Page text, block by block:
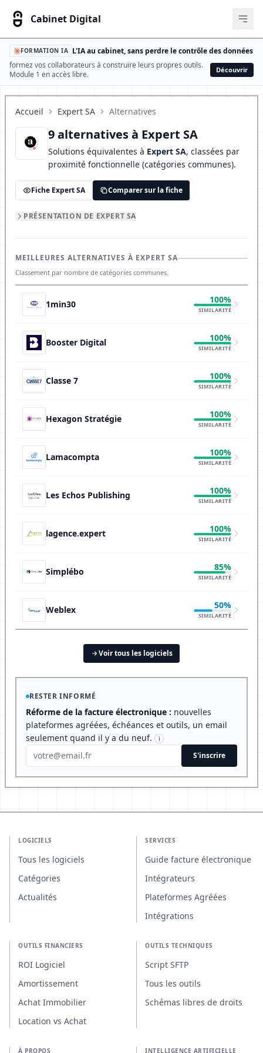
Cabinet Digital
FORMATION IA L'IA au cabinet, sans perdre le contrôle des données
formez vos collaborateurs à construire leurs propres outils.
Module 1 en accès libre.
Découvrir
Accueil Expert SA Alternatives
9 alternatives à Expert SA
Solutions équivalentes à Expert SA, classées par
proximité fonctionnelle (catégories communes).
Fiche Expert SA Comparer sur la fiche
PRÉSENTATION DE EXPERT SA
MEILLEURES ALTERNATIVES À EXPERT SA
Classement par nombre de catégories communes.
1min30 100%
SIMILARITÉ
Booster Digital 100%
SIMILARITÉ
Classe 7 100%
SIMILARITÉ
Hexagon Stratégie 100%
SIMILARITÉ
Lamacompta 100%
SIMILARITÉ
Les Echos Publishing 100%
SIMILARITÉ
lagence.expert 100%
SIMILARITÉ
Simplébo 85%
SIMILARITÉ
Weblex 50%
SIMILARITÉ
Voir tous les logiciels
RESTER INFORMÉ
Réforme de la facture électronique : nouvelles
plateformes agréées, échéances et outils, un email
seulement quand il y a du neuf.
i
S'inscrire
LOGICIELS
Tous les logiciels
Catégories
Actualités
SERVICES
Guide facture électronique
Intégrateurs
Plateformes Agréées
Intégrations
OUTILS FINANCIERS
ROI Logiciel
Amortissement
Achat Immobilier
Location vs Achat
OUTILS TECHNIQUES
Script SFTP
Tous les outils
Schémas libres de droits
À PROPOS INTELLIGENCE ARTIFICIELLE